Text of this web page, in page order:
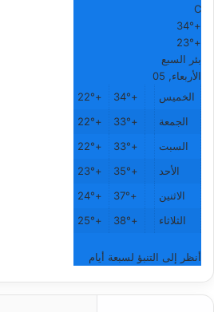
C
+
34°
+
23°
بئر السبع
الأربعاء, 05
الخميس
+
34°
+
22°
الجمعة
+
33°
+
22°
السبت
+
33°
+
22°
الأحد
+
35°
+
23°
الاثنين
+
37°
+
24°
الثلاثاء
+
38°
+
25°
أنظر إلى التنبؤ لسبعة أيام